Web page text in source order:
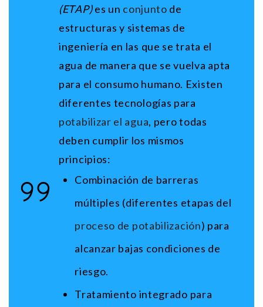
(ETAP)es un conjunto de
estructuras y sistemas de
ingeniería en las que se trata el
agua de manera que se vuelva apta
para el consumo humano. Existen
diferentes tecnologías para
potabilizar el agua, pero todas
deben cumplir los mismos
principios:
Combinación de barreras
múltiples (diferentes etapas del
proceso de potabilización) para
alcanzar bajas condiciones de
riesgo.
Tratamiento integrado para